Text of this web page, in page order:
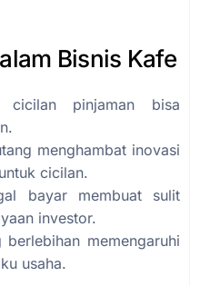
Bisnis Kafe
pinjaman bisa
menghambat inovasi
cicilan.
bayar membuat sulit
investor.
berlebihan memengaruhi
usaha.